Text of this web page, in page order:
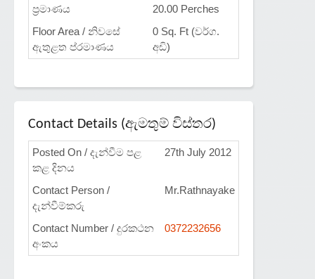
ප්‍රමාණය
20.00 Perches
Floor Area / නිවසේ
ඇතුළත ප්රමාණය
0 Sq. Ft (වර්ග.
අඩි)
Contact Details (ඇමතුම් විස්තර)
Posted On / දැන්වීම පළ
කළ දිනය
27th July 2012
Contact Person /
දැන්වීම්කරු
Mr.Rathnayake
Contact Number / දුරකථන
අංකය
0372232656